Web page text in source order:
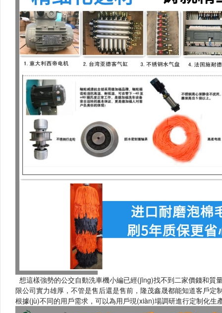
想這樣強勢的公交自動洗車機小編已經(jīng)找不到二家價錢和質量
限公司實力雄厚，不管是售后還是售前，隆茂鑫晟都能知道客戶
根據(jù)不同的用戶需求，可以為用戶現(xiàn)場調研進行定制化生